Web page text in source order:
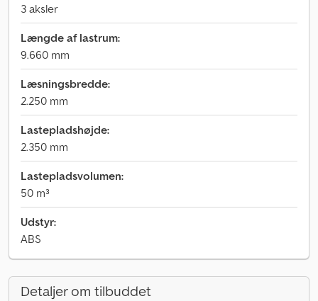
3 aksler
Længde af lastrum:
9.660 mm
Læsningsbredde:
2.250 mm
Lastepladshøjde:
2.350 mm
Lastepladsvolumen:
50 m³
Udstyr:
ABS
Detaljer om tilbuddet